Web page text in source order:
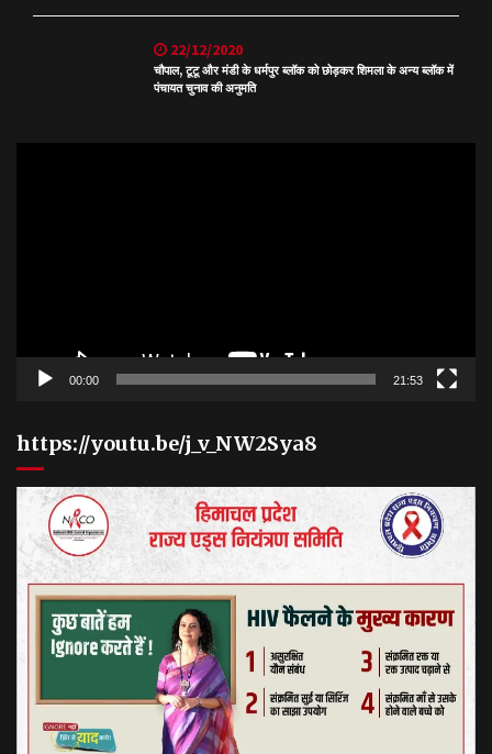
22/12/2020
चौपाल, टूटू और मंडी के धर्मपुर ब्लॉक को छोड़कर शिमला के अन्य ब्लॉक में
पंचायत चुनाव की अनुमति
00:00 21:53
https://youtu.be/j_v_NW2Sya8